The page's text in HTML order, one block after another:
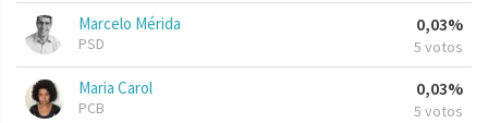
Marcelo Mérida
PSD
0,03%
5 votos
Maria Carol
PCB
0,03%
5 votos